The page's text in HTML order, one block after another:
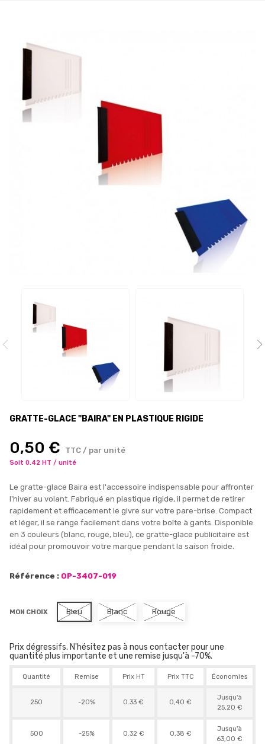
GRATTE-GLACE "BAIRA" EN PLASTIQUE RIGIDE
0,50 € TTC / par unité
Soit 0.42 HT / unité
Le gratte-glace Baira est l'accessoire indispensable pour affronter
l'hiver au volant. Fabriqué en plastique rigide, il permet de retirer
rapidement et efficacement le givre sur votre pare-brise. Compact
et léger, il se range facilement dans votre boîte à gants. Disponible
en 3 couleurs (blanc, rouge, bleu), ce gratte-glace publicitaire est
idéal pour promouvoir votre marque pendant la saison froide.
Référence : OP-3407-019
MON CHOIX Bleu Blanc Rouge
Prix dégressifs. N'hésitez pas à nous contacter pour une
quantité plus importante et une remise jusqu'à -70%.
Quantité Remise Prix HT Prix TTC Économies
250 -20% 0.33 € 0,40 €
Jusqu'à
25,20 €
500 -25% 0.32 € 0,38 €
Jusqu'à
63,00 €